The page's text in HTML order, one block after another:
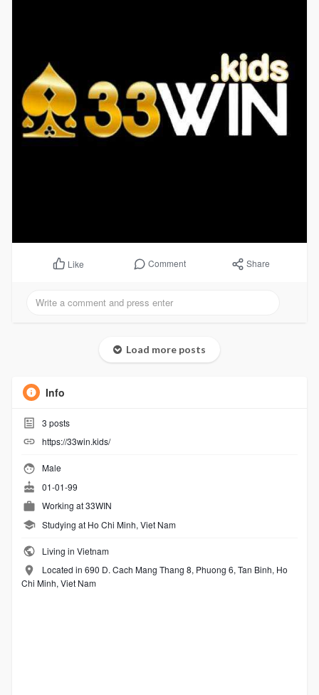
Like Comment Share
Load more posts
Info
3 posts
https://33win.kids/
Male
01-01-99
Working at33WIN
Studying at Ho Chi Minh, Viet Nam
Living in Vietnam
Located in 690 D. Cach Mang Thang 8, Phuong 6, Tan Binh, Ho
Chi Minh, Viet Nam